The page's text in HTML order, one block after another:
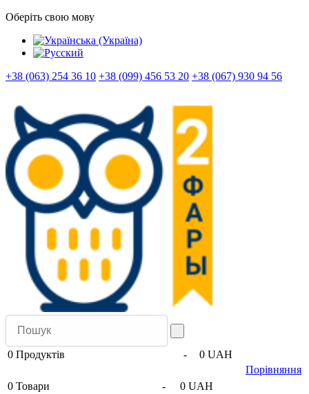
Оберіть свою мову
+38 (063) 254 36 10 +38 (099) 456 53 20 +38 (067) 930 94 56
0 Продуктів -
0 UAH
Порівняння
0 Товари -
0 UAH